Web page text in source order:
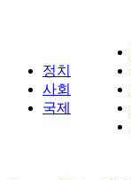
정치
사회
국제